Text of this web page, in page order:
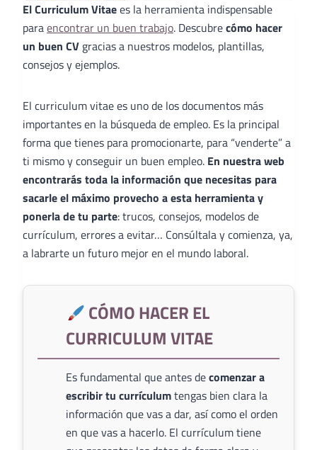
El Curriculum Vitaees la herramienta indispensable
paraencontrar un buen trabajo. Descubrecómo hacer
un buen CV gracias a nuestros modelos, plantillas,
consejos y ejemplos.
El curriculum vitae es uno de los documentos más
importantes en la búsqueda de empleo. Es la principal
forma que tienes para promocionarte, para “venderte” a
ti mismo y conseguir un buen empleo. En nuestra web
encontrarás toda la información que necesitas para
sacarle el máximo provecho a esta herramienta y
ponerla de tu parte: trucos, consejos, modelos de
currículum, errores a evitar… Consúltala y comienza, ya,
a labrarte un futuro mejor en el mundo laboral.
CÓMO HACER EL
CURRICULUM VITAE
Es fundamental que antes decomenzar a
escribir tu currículumtengas bien clara la
información que vas a dar, así como el orden
en que vas a hacerlo. El currículum tiene